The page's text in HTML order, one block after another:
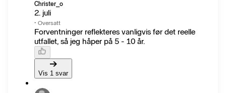
Christer_o
2. juli
· Oversatt
Forventninger reflekteres vanligvis før det reelle
utfallet, så jeg håper på 5 - 10 år.
Vis 1 svar